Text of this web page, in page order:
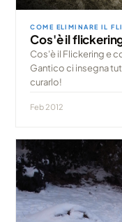
COME ELIMINARE IL
Cos'è il
Cos'è il Flickering e
Gantico ci insegna
curarlo!
Feb 2012